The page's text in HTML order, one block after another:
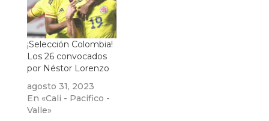
¡Selección Colombia!
Los 26 convocados
por Néstor Lorenzo
agosto 31, 2023
En «Cali - Pacifico -
Valle»